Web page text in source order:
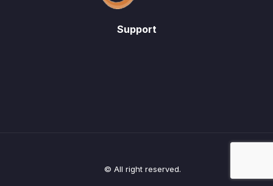
Support
© All right reserved.